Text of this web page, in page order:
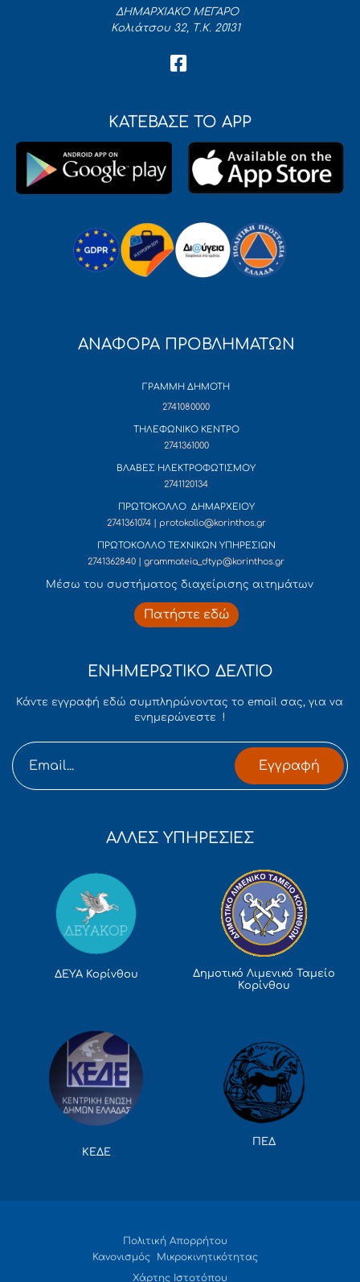
ΔΗΜΑΡΧΙΑΚΟ ΜΕΓΑΡΟ
Κολιάτσου 32, Τ.Κ. 20131
ΚΑΤΕΒΑΣΕ ΤΟ APP
ΑΝΑΦΟΡΑ ΠΡΟΒΛΗΜΑΤΩΝ
ΓΡΑΜΜΗ ΔΗΜΟΤΗ
2741080000
ΤΗΛΕΦΩΝΙΚΟ ΚΕΝΤΡΟ
2741361000
ΒΛΑΒΕΣ ΗΛΕΚΤΡΟΦΩΤΙΣΜΟΥ
2741120134
ΠΡΩΤΟΚΟΛΛΟ ΔΗΜΑΡΧΕΙΟΥ
2741361074 | protokollo@korinthos.gr
ΠΡΩΤΟΚΟΛΛΟ ΤΕΧΝΙΚΩΝ ΥΠΗΡΕΣΙΩΝ
2741362840 | grammateia_dtyp@korinthos.gr
Mέσω του συστήματος διαχείρισης αιτημάτων
Πατήστε εδώ
ΕΝΗΜΕΡΩΤΙΚΟ ΔΕΛΤΙΟ
Κάντε εγγραφή εδώ συμπληρώνοντας το email σας, για να
ενημερώνεστε !
Εγγραφή
ΑΛΛΕΣ ΥΠΗΡΕΣΙΕΣ
ΔΕΥΑ Κορίνθου
Δημοτικό Λιμενικό Ταμείο
Κορίνθου
ΚΕΔΕ
ΠΕΔ
Πολιτική Απορρήτου
Κανονισμός Μικροκινητικότητας
Χάρτης Ιστοτόπου